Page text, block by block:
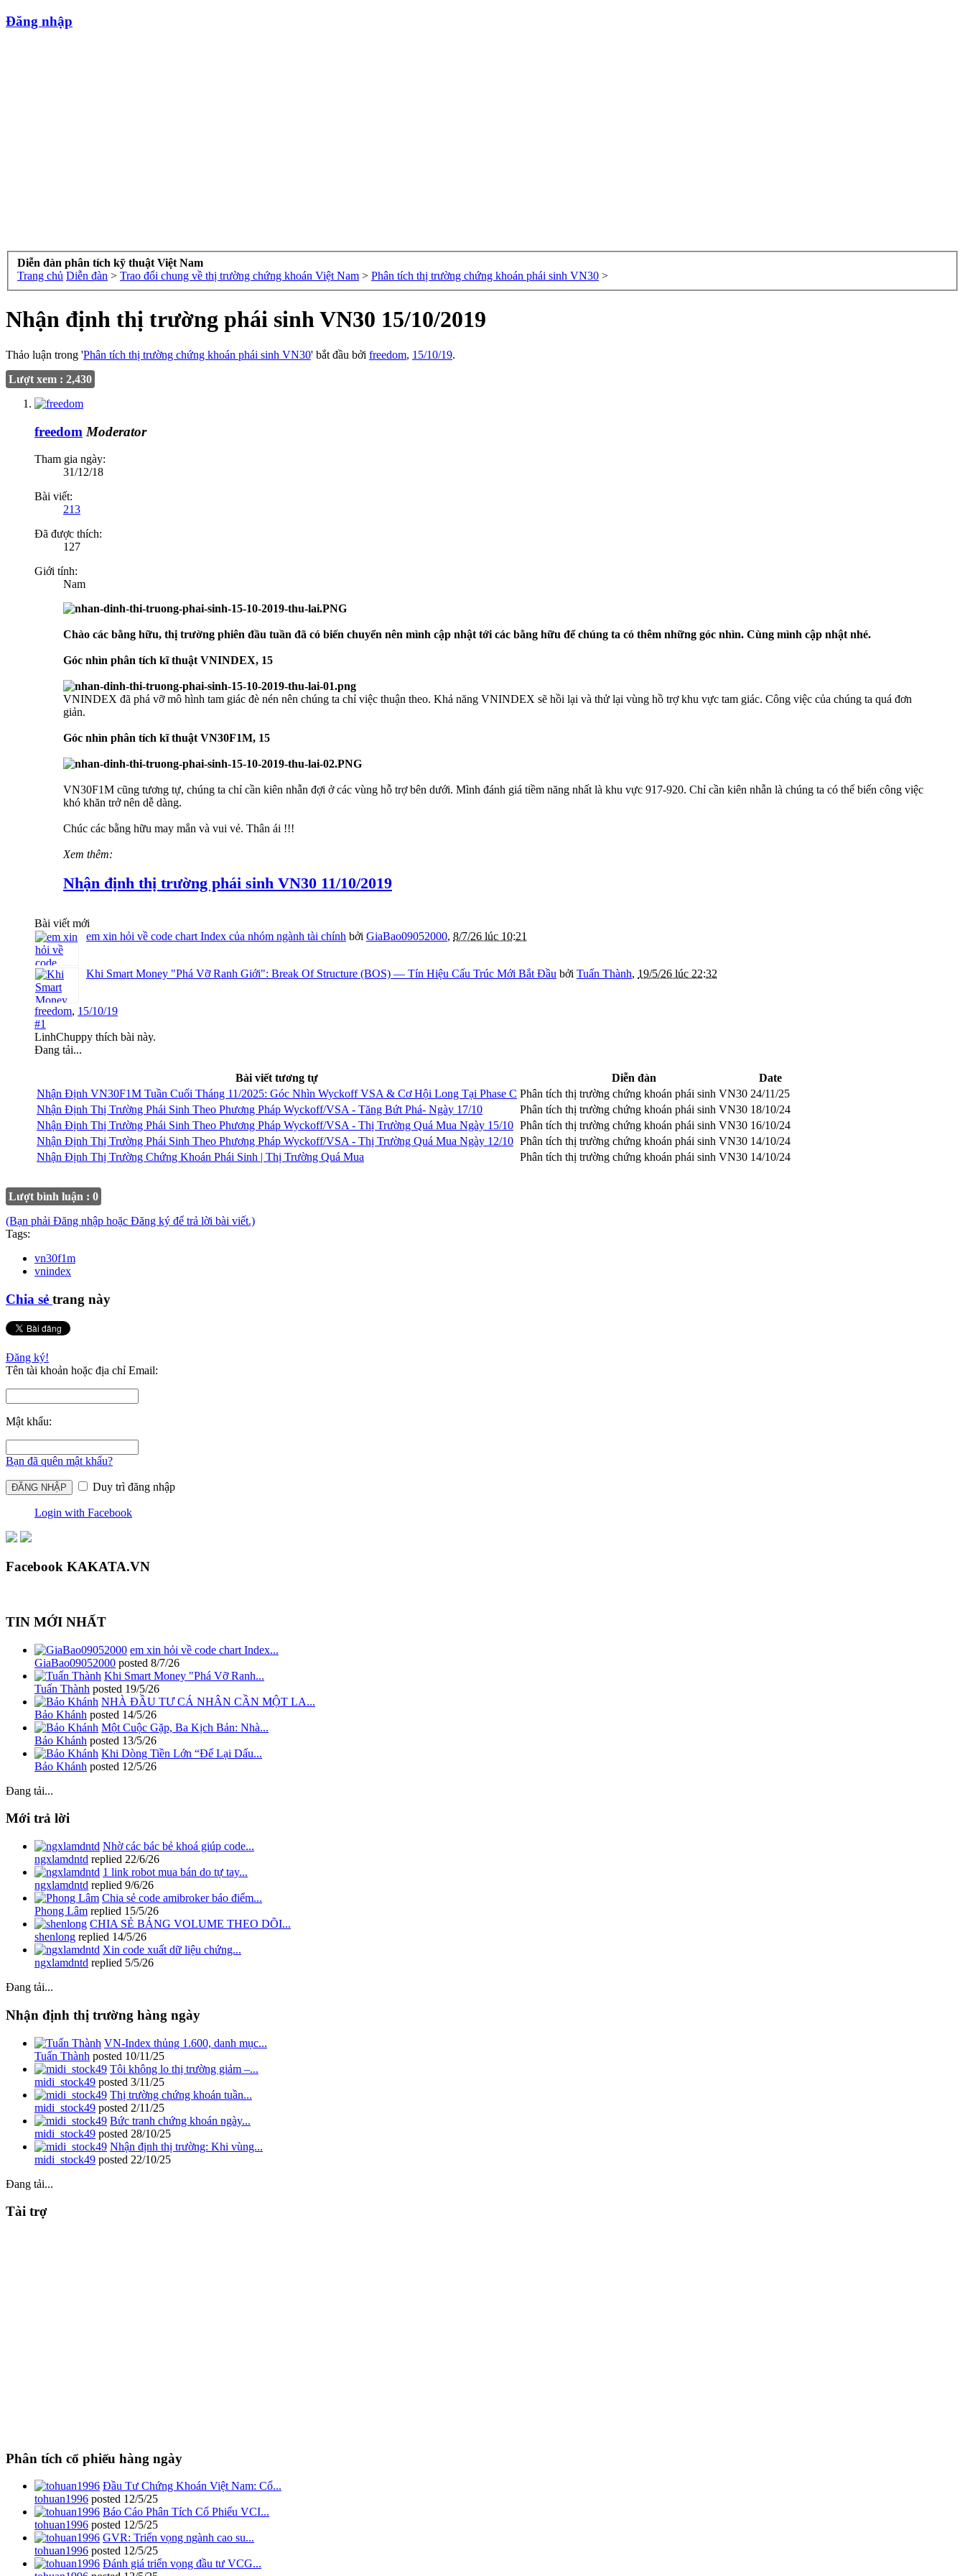
Đăng nhập
Diễn đàn phân tích kỹ thuật Việt Nam
Trang chủ Diễn đàn > Trao đổi chung về thị trường chứng khoán Việt Nam > Phân tích thị trường chứng khoán phái sinh VN30 >
Nhận định thị trường phái sinh VN30 15/10/2019
Thảo luận trong 'Phân tích thị trường chứng khoán phái sinh VN30' bắt đầu bởi freedom, 15/10/19.
Lượt xem : 2,430
freedom Moderator
Tham gia ngày:
31/12/18
Bài viết:
213
Đã được thích:
127
Giới tính:
Nam
Chào các bằng hữu, thị trường phiên đầu tuần đã có biến chuyển nên mình cập nhật tới các bằng hữu để chúng ta có thêm những góc nhìn. Cùng mình cập nhật nhé.
Góc nhìn phân tích kĩ thuật VNINDEX, 15
VNINDEX đã phá vỡ mô hình tam giác đè nén nên chúng ta chỉ việc thuận theo. Khả năng VNINDEX sẽ hồi lại và thử lại vùng hồ trợ khu vực tam giác. Công việc của chúng ta quá đơn
giản.
Góc nhìn phân tích kĩ thuật VN30F1M, 15
VN30F1M cũng tương tự, chúng ta chỉ cần kiên nhẫn đợi ở các vùng hỗ trợ bên dưới. Mình đánh giá tiềm năng nhất là khu vực 917-920. Chỉ cần kiên nhẫn là chúng ta có thể biến công việc
khó khăn trở nên dễ dàng.
Chúc các bằng hữu may mắn và vui vẻ. Thân ái !!!
Xem thêm:
Nhận định thị trường phái sinh VN30 11/10/2019
Bài viết mới
em xin hỏi về code chart Index của nhóm ngành tài chính bởi GiaBao09052000, 8/7/26 lúc 10:21
Khi Smart Money "Phá Vỡ Ranh Giới": Break Of Structure (BOS) — Tín Hiệu Cấu Trúc Mới Bắt Đầu bởi Tuấn Thành, 19/5/26 lúc 22:32
freedom, 15/10/19
#1
LinhChuppy thích bài này.
Đang tải...
Bài viết tương tự Diễn đàn
Date
Nhận Định VN30F1M Tuần Cuối Tháng 11/2025: Góc Nhìn Wyckoff VSA & Cơ Hội Long Tại Phase C Phân tích thị trường chứng khoán phái sinh VN30 24/11/25
Nhận Định Thị Trường Phái Sinh Theo Phương Pháp Wyckoff/VSA - Tăng Bứt Phá- Ngày 17/10
Phân tích thị trường chứng khoán phái sinh VN30 18/10/24
Nhận Định Thị Trường Phái Sinh Theo Phương Pháp Wyckoff/VSA - Thị Trường Quá Mua Ngày 15/10 Phân tích thị trường chứng khoán phái sinh VN30 16/10/24
Nhận Định Thị Trường Phái Sinh Theo Phương Pháp Wyckoff/VSA - Thị Trường Quá Mua Ngày 12/10 Phân tích thị trường chứng khoán phái sinh VN30 14/10/24
Nhận Định Thị Trường Chứng Khoán Phái Sinh | Thị Trường Quá Mua
Phân tích thị trường chứng khoán phái sinh VN30 14/10/24
Lượt bình luận : 0
(Bạn phải Đăng nhập hoặc Đăng ký để trả lời bài viết.)
Tags:
vn30f1m
vnindex
Chia sẻ trang này
Đăng ký!
Tên tài khoản hoặc địa chỉ Email:
Mật khẩu:
Bạn đã quên mật khẩu?
Duy trì đăng nhập
Login with Facebook
Facebook KAKATA.VN
TIN MỚI NHẤT
em xin hỏi về code chart Index...
GiaBao09052000 posted 8/7/26
Khi Smart Money "Phá Vỡ Ranh...
Tuấn Thành posted 19/5/26
NHÀ ĐẦU TƯ CÁ NHÂN CẦN MỘT LA...
Bảo Khánh posted 14/5/26
Một Cuộc Gặp, Ba Kịch Bản: Nhà...
Bảo Khánh posted 13/5/26
Khi Dòng Tiền Lớn “Để Lại Dấu...
Bảo Khánh posted 12/5/26
Đang tải...
Mới trả lời
Nhờ các bác bẻ khoá giúp code...
ngxlamdntd replied 22/6/26
1 link robot mua bán do tự tay...
ngxlamdntd replied 9/6/26
Chia sẻ code amibroker báo điểm...
Phong Lâm replied 15/5/26
CHIA SẺ BẢNG VOLUME THEO DÕI...
shenlong replied 14/5/26
Xin code xuất dữ liệu chứng...
ngxlamdntd replied 5/5/26
Đang tải...
Nhận định thị trường hàng ngày
VN-Index thủng 1.600, danh mục...
Tuấn Thành posted 10/11/25
Tôi không lo thị trường giảm –...
midi_stock49 posted 3/11/25
Thị trường chứng khoán tuần...
midi_stock49 posted 2/11/25
Bức tranh chứng khoán ngày...
midi_stock49 posted 28/10/25
Nhận định thị trường: Khi vùng...
midi_stock49 posted 22/10/25
Đang tải...
Tài trợ
Phân tích cổ phiếu hàng ngày
Đầu Tư Chứng Khoán Việt Nam: Cổ...
tohuan1996 posted 12/5/25
Báo Cáo Phân Tích Cổ Phiếu VCI...
tohuan1996 posted 12/5/25
GVR: Triển vọng ngành cao su...
tohuan1996 posted 12/5/25
Đánh giá triển vọng đầu tư VCG...